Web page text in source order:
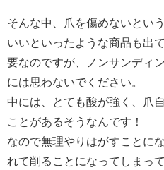
そんな中、爪を傷めないとい
いいといったような商品も出
要なのですが、ノンサンディ
には思わないでください。
中には、とても酸が強く、爪
ことがあるそうなんです！
なので無理やりはがすことに
れて削ることになってしまっ